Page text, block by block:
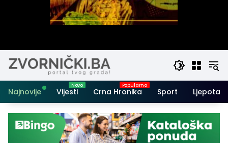
Najnovije Vijesti Crna Hronika Sport Ljepota i